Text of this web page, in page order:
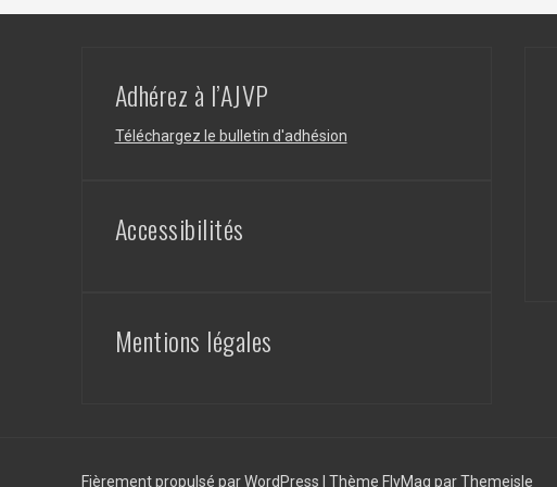
Adhérez à l’AJVP
Téléchargez le bulletin d'adhésion
Accessibilités
Mentions légales
Fièrement propulsé par WordPress Thème FlyMag par Themeisle